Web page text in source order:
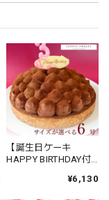
【誕生日ケーキ
HAPPY BIRTHDAY付
人のリッチチョコタ
¥6,130